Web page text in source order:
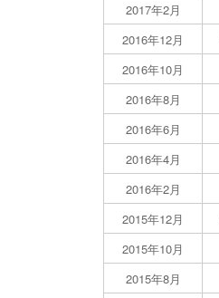
2017年2月
2016年12月
2016年10月
2016年8月
2016年6月
2016年4月
2016年2月
2015年12月
2015年10月
2015年8月